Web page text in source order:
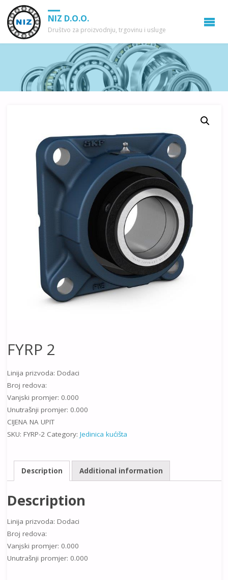
NIZ D.O.O.
Društvo za proizvodnju, trgovinu i usluge
FYRP 2
Linija prizvoda: Dodaci
Broj redova:
Vanjski promjer: 0.000
Unutrašnji promjer: 0.000
CIJENA NA UPIT
SKU: FYRP-2 Category: Jedinica kućišta
Description Additional information
Description
Linija prizvoda: Dodaci
Broj redova:
Vanjski promjer: 0.000
Unutrašnji promjer: 0.000